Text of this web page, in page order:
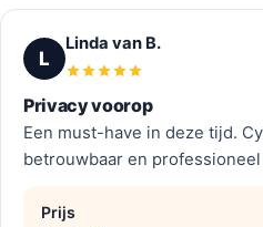
L
Linda van B.
Privacy voorop
Een must-have in deze tijd.
betrouwbaar en professioneel
Prijs